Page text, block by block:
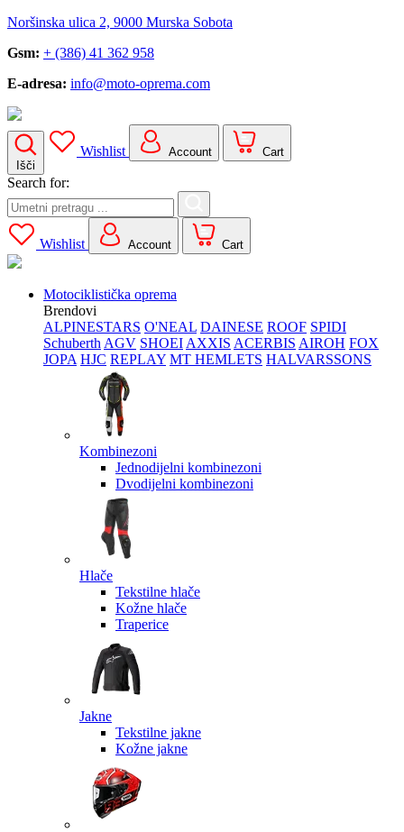
Noršinska ulica 2, 9000 Murska Sobota
Gsm: + (386) 41 362 958
E-adresa: info@moto-oprema.com
Išči
Wishlist Account Cart
Search for:
Wishlist Account Cart
Motociklistička oprema
Brendovi
ALPINESTARS O'NEAL DAINESE ROOF SPIDI
Schuberth AGV SHOEI AXXIS ACERBIS AIROH FOX
JOPA HJC REPLAY MT HEMLETS HALVARSSONS
Kombinezoni
Jednodijelni kombinezoni
Dvodijelni kombinezoni
Hlače
Tekstilne hlače
Kožne hlače
Traperice
Jakne
Tekstilne jakne
Kožne jakne